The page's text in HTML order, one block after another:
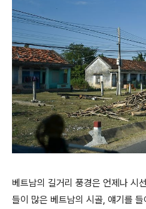
베트남의 길거리 풍경은 언제나 시
들이 많은 베트남의 시골, 얘기를